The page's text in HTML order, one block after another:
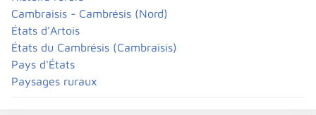
Cambraisis - Cambrésis (Nord)
États d'Artois
États du Cambrésis (Cambraisis)
Pays d'États
Paysages ruraux